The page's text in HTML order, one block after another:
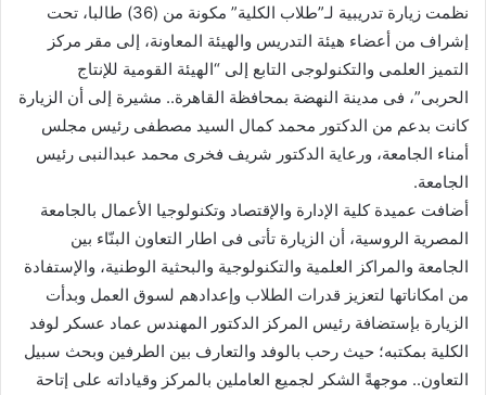
نظمت زيارة تدريبية لـ”طلاب الكلية” مكونة من (36) طالبا، تحت
إشراف من أعضاء هيئة التدريس والهيئة المعاونة، إلى مقر مركز
التميز العلمى والتكنولوجى التابع إلى “الهيئة القومية للإنتاج
الحربى”، فى مدينة النهضة بمحافظة القاهرة.. مشيرة إلى أن الزيارة
كانت بدعم من الدكتور محمد كمال السيد مصطفى رئيس مجلس
أمناء الجامعة، ورعاية الدكتور شريف فخرى محمد عبدالنبى رئيس
الجامعة.
أضافت عميدة كلية الإدارة والإقتصاد وتكنولوجيا الأعمال بالجامعة
المصرية الروسية، أن الزيارة تأتى فى اطار التعاون البنّاء بين
الجامعة والمراكز العلمية والتكنولوجية والبحثية الوطنية، والإستفادة
من امكاناتها لتعزيز قدرات الطلاب وإعدادهم لسوق العمل وبدأت
الزيارة بإستضافة رئيس المركز الدكتور المهندس عماد عسكر لوفد
الكلية بمكتبه؛ حيث رحب بالوفد والتعارف بين الطرفين وبحث سبيل
التعاون.. موجهةً الشكر لجميع العاملين بالمركز وقياداته على إتاحة